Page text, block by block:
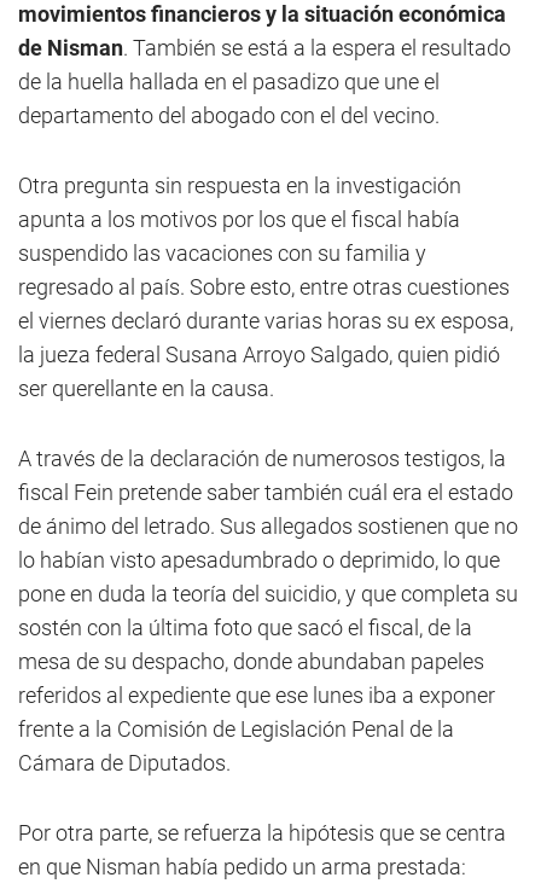
movimientos financieros y la situación económica
de Nisman. También se está a la espera el resultado
de la huella hallada en el pasadizo que une el
departamento del abogado con el del vecino.
Otra pregunta sin respuesta en la investigación
apunta a los motivos por los que el fiscal había
suspendido las vacaciones con su familia y
regresado al país. Sobre esto, entre otras cuestiones
el viernes declaró durante varias horas su ex esposa,
la jueza federal Susana Arroyo Salgado, quien pidió
ser querellante en la causa.
A través de la declaración de numerosos testigos, la
fiscal Fein pretende saber también cuál era el estado
de ánimo del letrado. Sus allegados sostienen que no
lo habían visto apesadumbrado o deprimido, lo que
pone en duda la teoría del suicidio, y que completa su
sostén con la última foto que sacó el fiscal, de la
mesa de su despacho, donde abundaban papeles
referidos al expediente que ese lunes iba a exponer
frente a la Comisión de Legislación Penal de la
Cámara de Diputados.
Por otra parte, se refuerza la hipótesis que se centra
en que Nisman había pedido un arma prestada: